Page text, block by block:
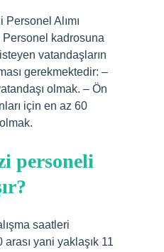
Personel Alımı
Personel kadrosuna
vatandaşların
gerekmektedir: –
olmak. – Ön
için en az 60
personeli
saatleri
yani yaklaşık 11